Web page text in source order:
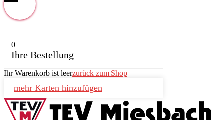
0
Ihre Bestellung
Ihr Warenkorb ist leerzurück zum Shop
mehr Karten hinzufügen